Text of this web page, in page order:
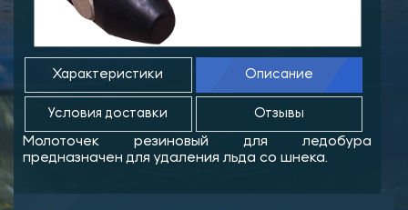
Характеристики Описание
Условия доставки Отзывы
Молоточек резиновый для ледобура
предназначен для удаления льда со шнека.